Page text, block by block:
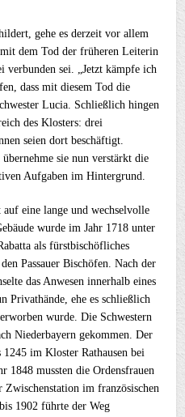
gehe es derzeit vor allem
dem Tod der früheren Leiterin
verbunden sei. „Jetzt kämpfe ich
dass mit diesem Tod die
Lucia. Schließlich hingen
des Klosters: drei
seien dort beschäftigt.
sie nun verstärkt die
Aufgaben im Hintergrund.
eine lange und wechselvolle
wurde im Jahr 1718 unter
als fürstbischöfliches
Passauer Bischöfen. Nach der
das Anwesen innerhalb eines
Privathände, ehe es schließlich
wurde. Die Schwestern
Niederbayern gekommen. Der
im Kloster Rathausen bei
1848 mussten die Ordensfrauen
Zwischenstation im französischen
1902 führte der Weg